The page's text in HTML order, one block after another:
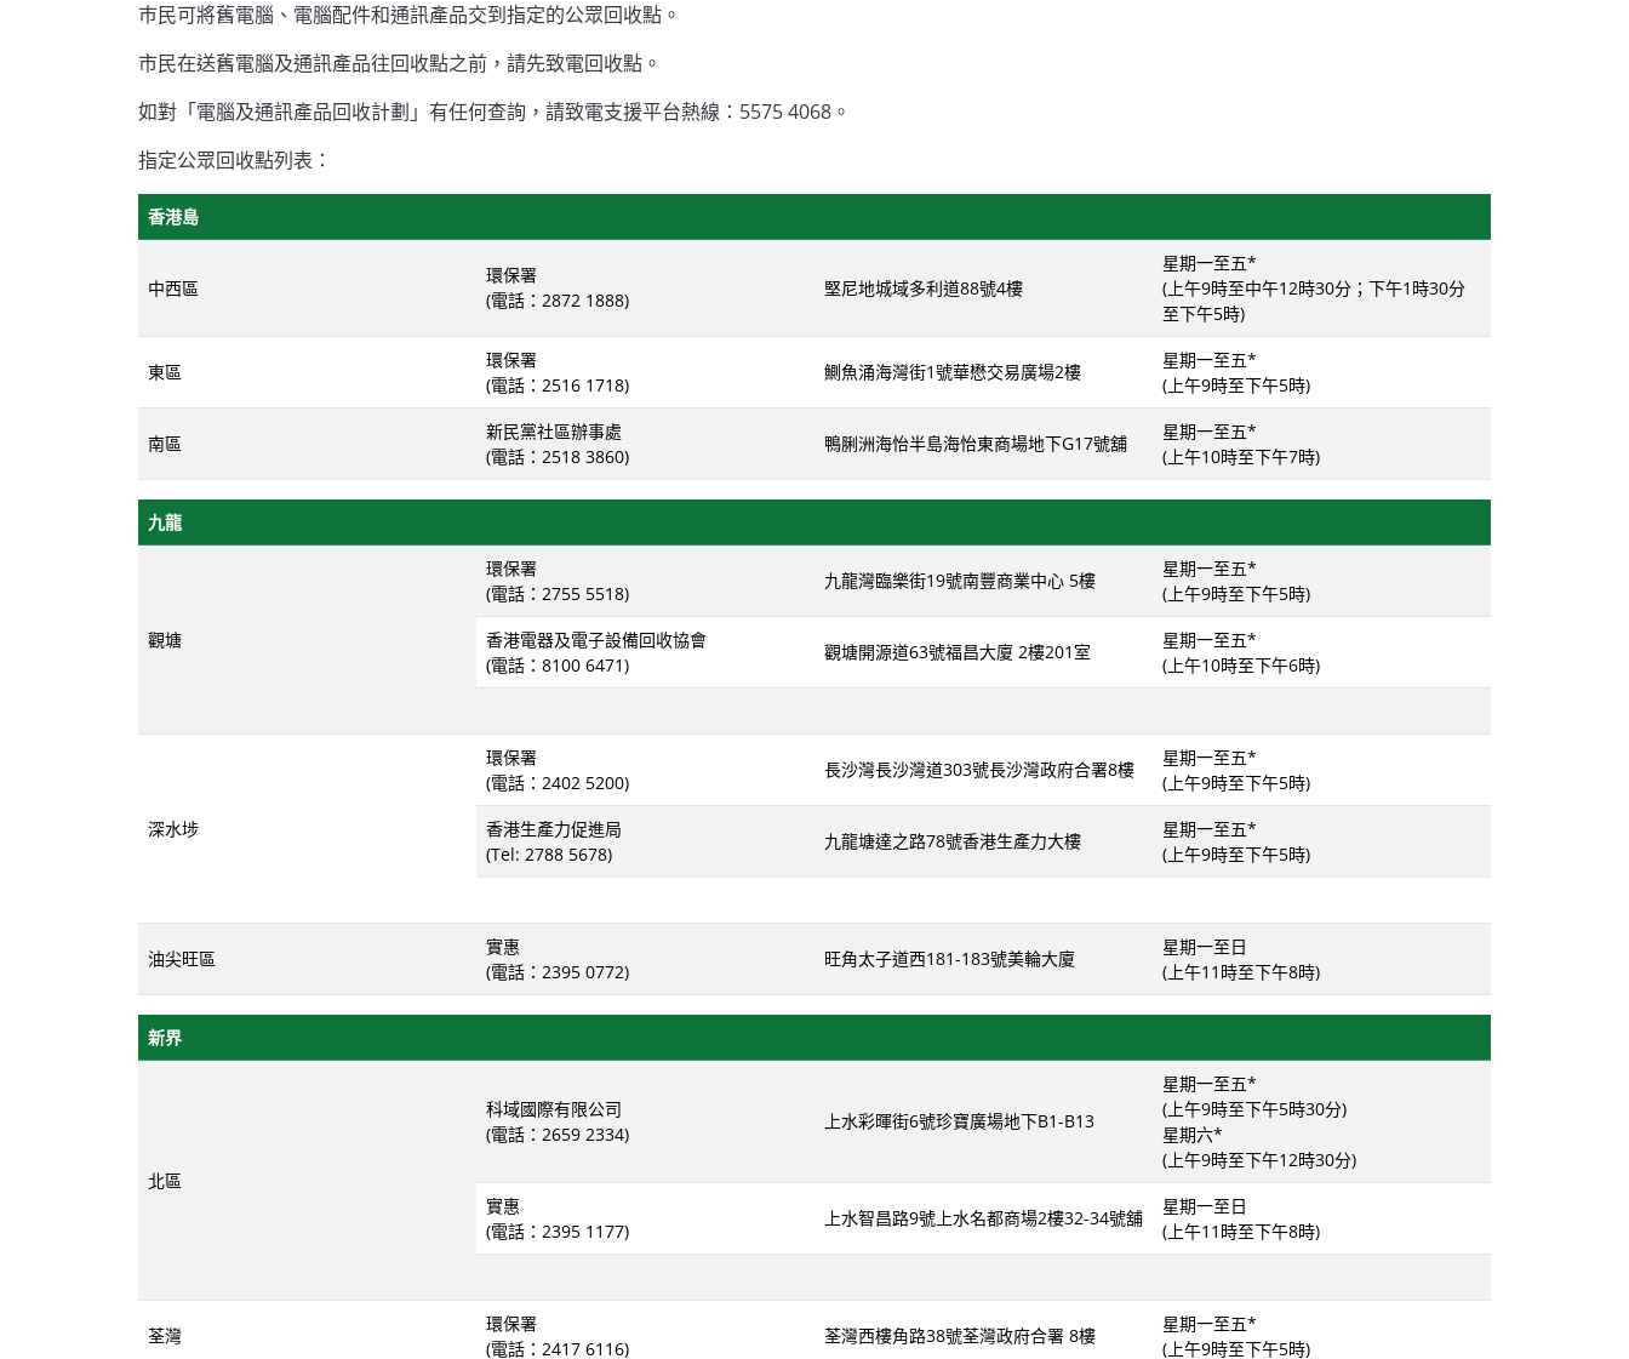
巿民可將舊電腦、電腦配件和通訊產品交到指定的公眾回收點。
市民在送舊電腦及通訊產品往回收點之前，請先致電回收點。
如對「電腦及通訊產品回收計劃」有任何查詢，請致電支援平台熱線：5575 4068。
指定公眾回收點列表：
香港島
中西區
環保署
(電話：2872 1888)
堅尼地城域多利道88號4樓
星期一至五*
(上午9時至中午12時30分；下午1時30分
至下午5時)
東區
環保署
(電話：2516 1718)
鰂魚涌海灣街1號華懋交易廣場2樓
星期一至五*
(上午9時至下午5時)
南區
新民黨社區辦事處
(電話：2518 3860)
鴨脷洲海怡半島海怡東商場地下G17號舖
星期一至五*
(上午10時至下午7時)
九龍
觀塘
環保署
(電話：2755 5518)
九龍灣臨樂街19號南豐商業中心 5樓
星期一至五*
(上午9時至下午5時)
香港電器及電子設備回收協會
(電話：8100 6471)
觀塘開源道63號福昌大廈 2樓201室
星期一至五*
(上午10時至下午6時)
深水埗
環保署
(電話：2402 5200)
長沙灣長沙灣道303號長沙灣政府合署8樓
星期一至五*
(上午9時至下午5時)
香港生產力促進局
(Tel: 2788 5678)
九龍塘達之路78號香港生產力大樓
星期一至五*
(上午9時至下午5時)
油尖旺區
實惠
(電話：2395 0772)
旺角太子道西181-183號美輪大廈
星期一至日
(上午11時至下午8時)
新界
北區
科域國際有限公司
(電話：2659 2334)
上水彩暉街6號珍寶廣場地下B1-B13
星期一至五*
(上午9時至下午5時30分)
星期六*
(上午9時至下午12時30分)
實惠
(電話：2395 1177)
上水智昌路9號上水名都商場2樓32-34號舖
星期一至日
(上午11時至下午8時)
荃灣
環保署
(電話：2417 6116)
荃灣西樓角路38號荃灣政府合署 8樓
星期一至五*
(上午9時至下午5時)